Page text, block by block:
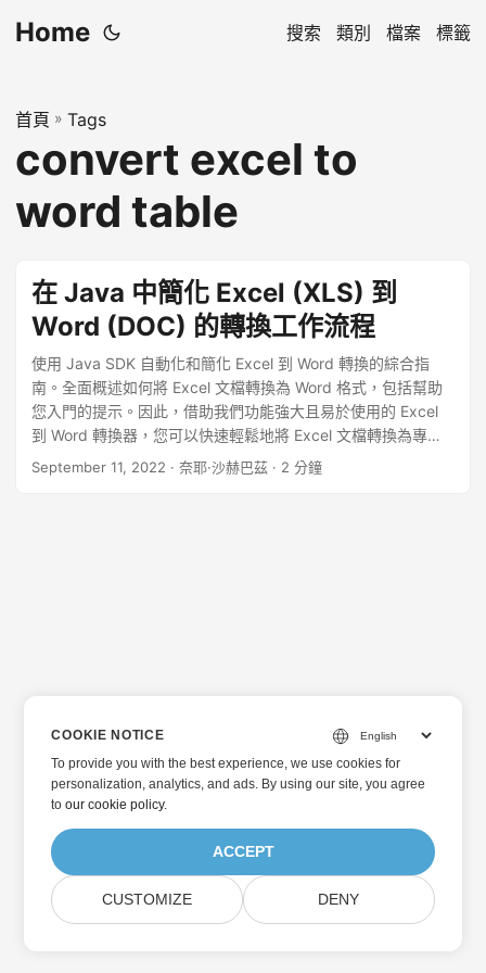
Home 搜索 類別 檔案 標籤
首頁 » Tags
convert excel to
word table
在 Java 中簡化 Excel (XLS) 到
Word (DOC) 的轉換工作流程
使用 Java SDK 自動化和簡化 Excel 到 Word 轉換的綜合指
南。全面概述如何將 Excel 文檔轉換為 Word 格式，包括幫助
您入門的提示。因此，借助我們功能強大且易於使用的 Excel
到 Word 轉換器，您可以快速輕鬆地將 Excel 文檔轉換為專業
質量的 Word 文檔。
September 11, 2022 · 奈耶·沙赫巴茲 · 2 分鐘
COOKIE NOTICE
To provide you with the best experience, we use cookies for
personalization, analytics, and ads. By using our site, you agree
toour cookie policy.
ACCEPT
CUSTOMIZE DENY